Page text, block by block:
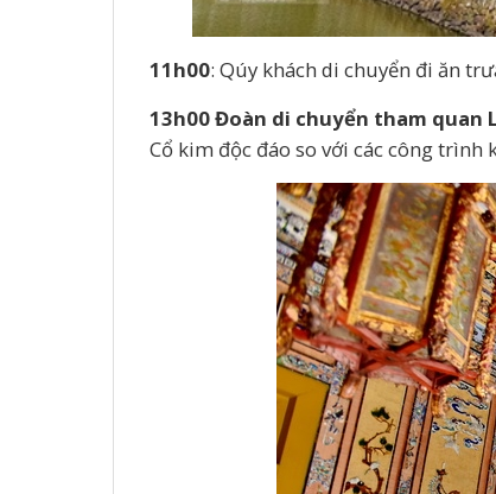
11h00: Qúy khách di chuyển đi ăn
13h00 Đoàn di chuyển tham quan
Cổ kim độc đáo so với các công